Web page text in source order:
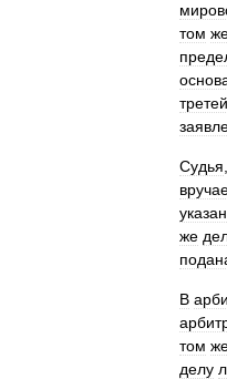
том
Судья
же
В
том
делу